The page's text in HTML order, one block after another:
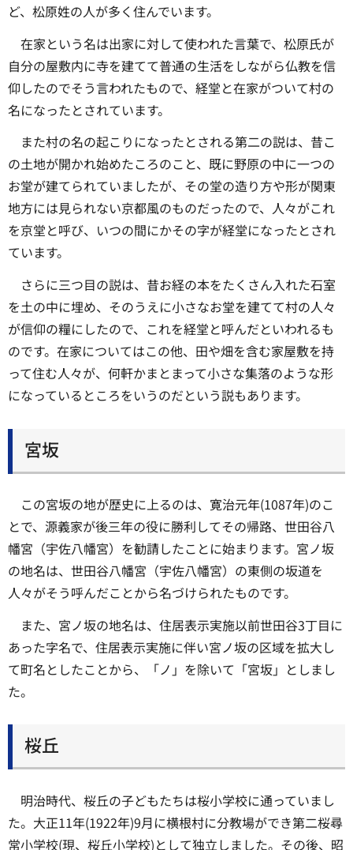
ど、松原姓の人が多く住んでいます。
在家という名は出家に対して使われた言葉で、松原氏が
自分の屋敷内に寺を建てて普通の生活をしながら仏教を信
仰したのでそう言われたもので、経堂と在家がついて村の
名になったとされています。
また村の名の起こりになったとされる第二の説は、昔こ
の土地が開かれ始めたころのこと、既に野原の中に一つの
お堂が建てられていましたが、その堂の造り方や形が関東
地方には見られない京都風のものだったので、人々がこれ
を京堂と呼び、いつの間にかその字が経堂になったとされ
ています。
さらに三つ目の説は、昔お経の本をたくさん入れた石室
を土の中に埋め、そのうえに小さなお堂を建てて村の人々
が信仰の糧にしたので、これを経堂と呼んだといわれるも
のです。在家についてはこの他、田や畑を含む家屋敷を持
って住む人々が、何軒かまとまって小さな集落のような形
になっているところをいうのだという説もあります。
宮坂
この宮坂の地が歴史に上るのは、寛治元年(1087年)のこ
とで、源義家が後三年の役に勝利してその帰路、世田谷八
幡宮（宇佐八幡宮）を勧請したことに始まります。宮ノ坂
の地名は、世田谷八幡宮（宇佐八幡宮）の東側の坂道を
人々がそう呼んだことから名づけられたものです。
また、宮ノ坂の地名は、住居表示実施以前世田谷3丁目に
あった字名で、住居表示実施に伴い宮ノ坂の区域を拡大し
て町名としたことから、「ノ」を除いて「宮坂」としまし
た。
桜丘
明治時代、桜丘の子どもたちは桜小学校に通っていまし
た。大正11年(1922年)9月に横根村に分教場ができ第二桜尋
常小学校(現、桜丘小学校)として独立しました。その後、昭